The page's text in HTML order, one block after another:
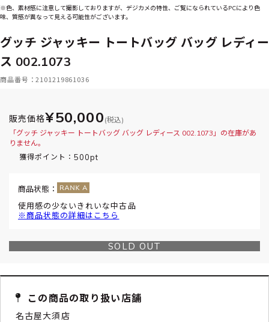
※色、素材感に注意して撮影しておりますが、デジカメの特性、ご覧になられているPCにより色
味、質感が異なって見える可能性がございます。
グッチ ジャッキー トートバッグ バッグ レディー
ス 002.1073
商品番号：2101219861036
販売価格¥50,000 (税込)
「グッチ ジャッキー トートバッグ バッグ レディース 002.1073」の在庫があ
りません。
獲得ポイント： 500pt
商品状態：
使用感の少ないきれいな中古品
※商品状態の詳細はこちら
SOLD OUT
この商品の取り扱い店舗
名古屋大須店